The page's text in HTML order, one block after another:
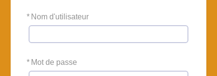
* Nom d'utilisateur
* Mot de passe